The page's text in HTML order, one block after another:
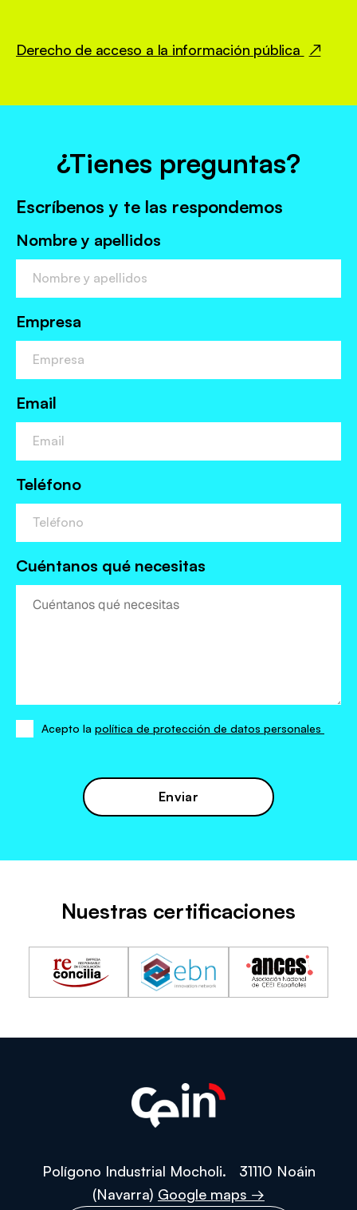
Derecho de acceso a la información pública
¿Tienes preguntas?
Escríbenos y te las respondemos
Nombre y apellidos
Empresa
Email
Teléfono
Cuéntanos qué necesitas
Acepto
de
personales
Acepto la política de protección de datos personales
Nuestras certificaciones
Polígono Industrial Mocholi. 31110 Noáin
(Navarra) Google maps →